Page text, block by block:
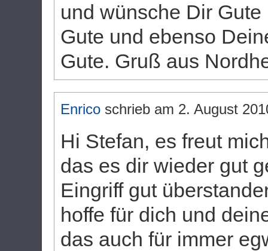
und wünsche Dir
Gute und ebenso
Gute. Gruß aus
Enrico schrieb am 2. August
Hi Stefan, es freut
das es dir wieder gut
Eingriff gut
hoffe für dich und
das auch für immer